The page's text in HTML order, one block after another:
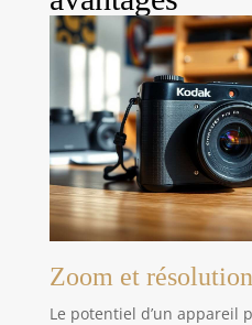
Zoom et résolution
Le potentiel d’un appareil